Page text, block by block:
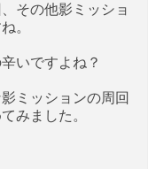
その他影ミッショ
。
いですよね？
ミッションの周回
みました。